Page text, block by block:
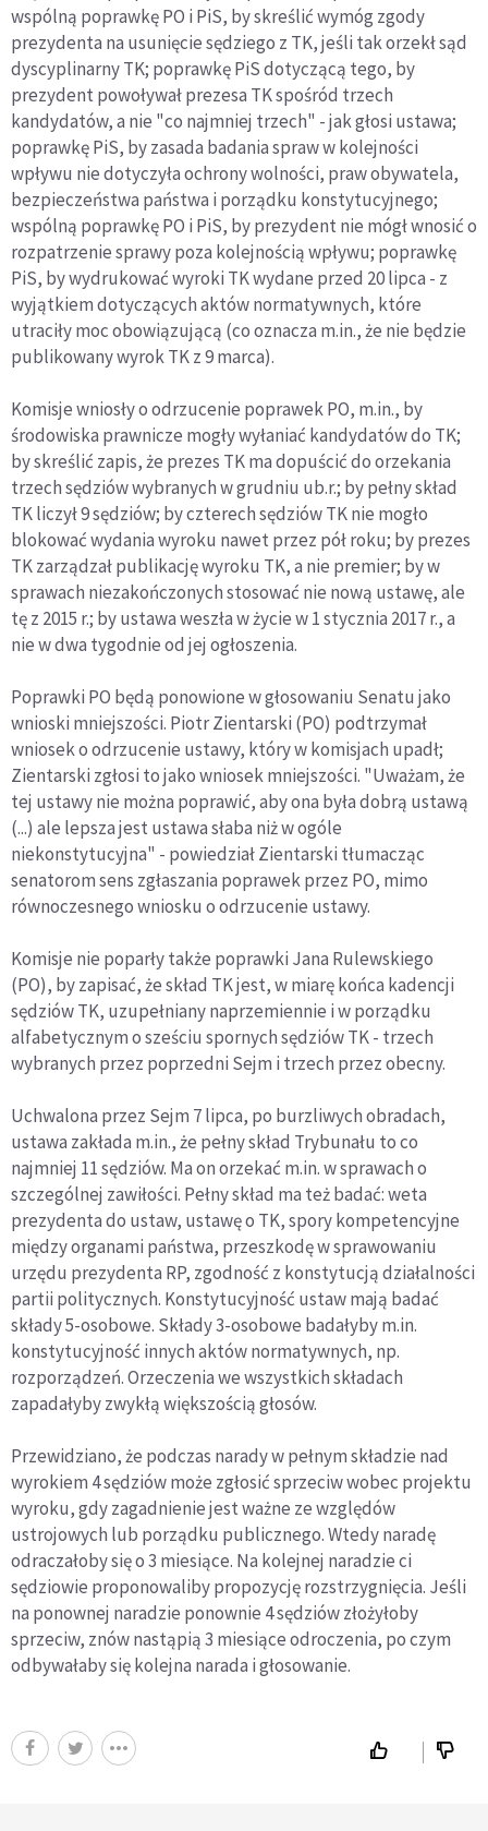
wspólną poprawkę PO i PiS, by skreślić wymóg zgody
prezydenta na usunięcie sędziego z TK, jeśli tak orzekł sąd
dyscyplinarny TK; poprawkę PiS dotyczącą tego, by
prezydent powoływał prezesa TK spośród trzech
kandydatów, a nie "co najmniej trzech" - jak głosi ustawa;
poprawkę PiS, by zasada badania spraw w kolejności
wpływu nie dotyczyła ochrony wolności, praw obywatela,
bezpieczeństwa państwa i porządku konstytucyjnego;
wspólną poprawkę PO i PiS, by prezydent nie mógł wnosić o
rozpatrzenie sprawy poza kolejnością wpływu; poprawkę
PiS, by wydrukować wyroki TK wydane przed 20 lipca - z
wyjątkiem dotyczących aktów normatywnych, które
utraciły moc obowiązującą (co oznacza m.in., że nie będzie
publikowany wyrok TK z 9 marca).
Komisje wniosły o odrzucenie poprawek PO, m.in., by
środowiska prawnicze mogły wyłaniać kandydatów do TK;
by skreślić zapis, że prezes TK ma dopuścić do orzekania
trzech sędziów wybranych w grudniu ub.r.; by pełny skład
TK liczył 9 sędziów; by czterech sędziów TK nie mogło
blokować wydania wyroku nawet przez pół roku; by prezes
TK zarządzał publikację wyroku TK, a nie premier; by w
sprawach niezakończonych stosować nie nową ustawę, ale
tę z 2015 r.; by ustawa weszła w życie w 1 stycznia 2017 r., a
nie w dwa tygodnie od jej ogłoszenia.
Poprawki PO będą ponowione w głosowaniu Senatu jako
wnioski mniejszości. Piotr Zientarski (PO) podtrzymał
wniosek o odrzucenie ustawy, który w komisjach upadł;
Zientarski zgłosi to jako wniosek mniejszości. "Uważam, że
tej ustawy nie można poprawić, aby ona była dobrą ustawą
(...) ale lepsza jest ustawa słaba niż w ogóle
niekonstytucyjna" - powiedział Zientarski tłumacząc
senatorom sens zgłaszania poprawek przez PO, mimo
równoczesnego wniosku o odrzucenie ustawy.
Komisje nie poparły także poprawki Jana Rulewskiego
(PO), by zapisać, że skład TK jest, w miarę końca kadencji
sędziów TK, uzupełniany naprzemiennie i w porządku
alfabetycznym o sześciu spornych sędziów TK - trzech
wybranych przez poprzedni Sejm i trzech przez obecny.
Uchwalona przez Sejm 7 lipca, po burzliwych obradach,
ustawa zakłada m.in., że pełny skład Trybunału to co
najmniej 11 sędziów. Ma on orzekać m.in. w sprawach o
szczególnej zawiłości. Pełny skład ma też badać: weta
prezydenta do ustaw, ustawę o TK, spory kompetencyjne
między organami państwa, przeszkodę w sprawowaniu
urzędu prezydenta RP, zgodność z konstytucją działalności
partii politycznych. Konstytucyjność ustaw mają badać
składy 5-osobowe. Składy 3-osobowe badałyby m.in.
konstytucyjność innych aktów normatywnych, np.
rozporządzeń. Orzeczenia we wszystkich składach
zapadałyby zwykłą większością głosów.
Przewidziano, że podczas narady w pełnym składzie nad
wyrokiem 4 sędziów może zgłosić sprzeciw wobec projektu
wyroku, gdy zagadnienie jest ważne ze względów
ustrojowych lub porządku publicznego. Wtedy naradę
odraczałoby się o 3 miesiące. Na kolejnej naradzie ci
sędziowie proponowaliby propozycję rozstrzygnięcia. Jeśli
na ponownej naradzie ponownie 4 sędziów złożyłoby
sprzeciw, znów nastąpią 3 miesiące odroczenia, po czym
odbywałaby się kolejna narada i głosowanie.